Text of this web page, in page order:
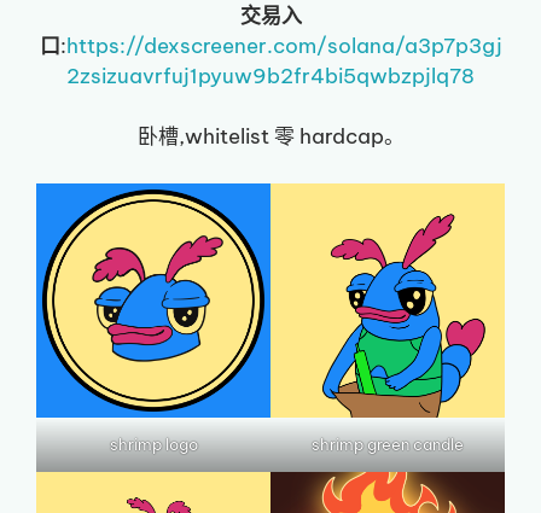
交易入
口:https://dexscreener.com/solana/a3p7p3gj
2zsizuavrfuj1pyuw9b2fr4bi5qwbzpjlq78
卧槽,whitelist 零 hardcap。
shrimp logo shrimp green candle